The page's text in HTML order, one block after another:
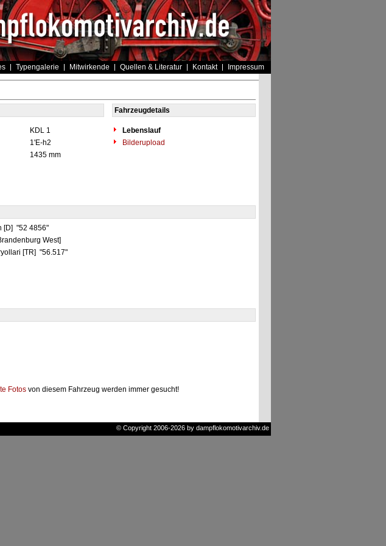
Typengalerie Mitwirkende Quellen & Literatur Kontakt Impressum
Fahrzeugdetails
KDL 1
Lebenslauf
1'E-h2
Bilderupload
1435 mm
[D] "52 4856"
West]
[TR] "56.517"
Fotos von diesem Fahrzeug werden immer gesucht!
© Copyright 2006-2026 by dampflokomotivarchiv.de